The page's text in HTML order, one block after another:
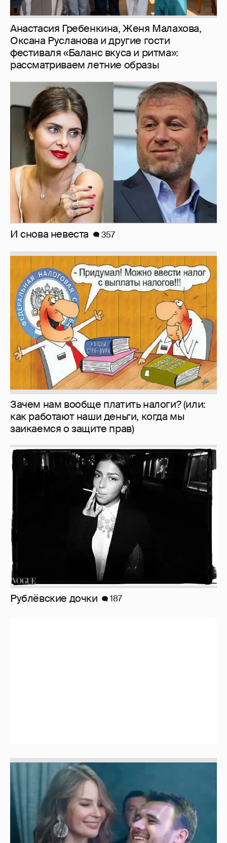
Анастасия Гребенкина, Женя Малахова,
Оксана Русланова и другие гости
фестиваля «Баланс вкуса и ритма»:
рассматриваем летние образы
И снова невеста 357
Зачем нам вообще платить налоги? (или:
как работают наши деньги, когда мы
заикаемся о защите прав)
Рублёвские дочки 187
Неужели правда?